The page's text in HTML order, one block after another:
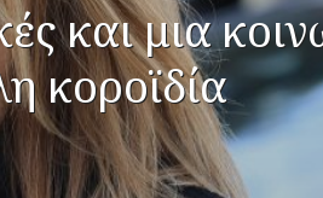
και μια
κοροϊδία